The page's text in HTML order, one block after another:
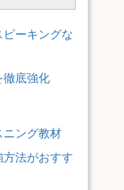
ーキングな
徹底強化
ニング教材
法がおすす